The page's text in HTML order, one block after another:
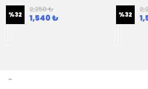
%32
2,250 ₺
1,540 ₺ %32